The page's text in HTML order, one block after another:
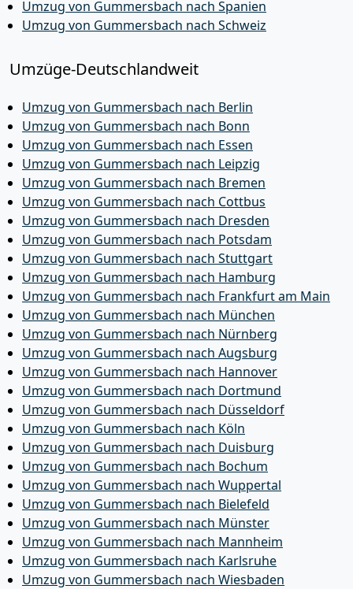
Umzug von Gummersbach nach Spanien
Umzug von Gummersbach nach Schweiz
Umzüge-Deutschlandweit
Umzug von Gummersbach nach Berlin
Umzug von Gummersbach nach Bonn
Umzug von Gummersbach nach Essen
Umzug von Gummersbach nach Leipzig
Umzug von Gummersbach nach Bremen
Umzug von Gummersbach nach Cottbus
Umzug von Gummersbach nach Dresden
Umzug von Gummersbach nach Potsdam
Umzug von Gummersbach nach Stuttgart
Umzug von Gummersbach nach Hamburg
Umzug von Gummersbach nach Frankfurt am Main
Umzug von Gummersbach nach München
Umzug von Gummersbach nach Nürnberg
Umzug von Gummersbach nach Augsburg
Umzug von Gummersbach nach Hannover
Umzug von Gummersbach nach Dortmund
Umzug von Gummersbach nach Düsseldorf
Umzug von Gummersbach nach Köln
Umzug von Gummersbach nach Duisburg
Umzug von Gummersbach nach Bochum
Umzug von Gummersbach nach Wuppertal
Umzug von Gummersbach nach Bielefeld
Umzug von Gummersbach nach Münster
Umzug von Gummersbach nach Mannheim
Umzug von Gummersbach nach Karlsruhe
Umzug von Gummersbach nach Wiesbaden